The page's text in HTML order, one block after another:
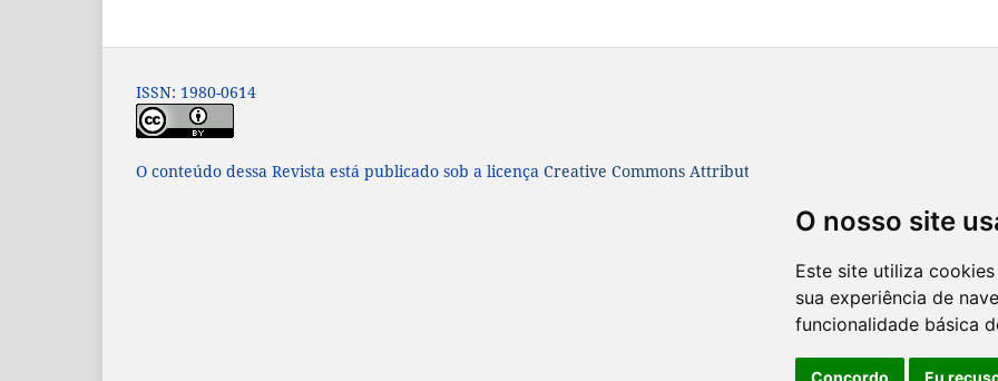
O nosso site
Este site utiliza
sua experiência de
funcionalidade básica
Concordo Eu
ISSN: 1980-0614
O conteúdo dessa Revista está publicado sob a licença Creative Commons Attribution 4.0 International License